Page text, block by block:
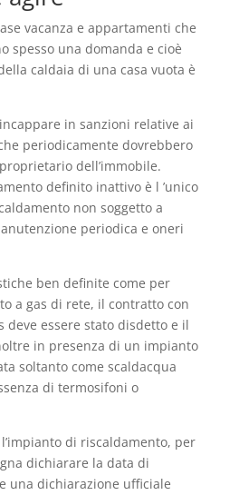
vacanza e appartamenti che
spesso una domanda e cioè
caldaia di una casa vuota è
in sanzioni relative ai
periodicamente dovrebbero
dell’immobile.
definito inattivo è l ’unico
non soggetto a
periodica e oneri
ben definite come per
a gas di rete, il contratto con
essere stato disdetto e il
in presenza di un impianto
soltanto come scaldacqua
di termosifoni o
di riscaldamento, per
dichiarare la data di
una dichiarazione ufficiale